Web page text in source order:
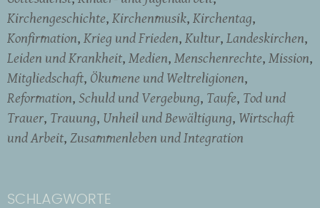
Kirchengeschichte Kirchenmusik Kirchentag
Konfirmation Krieg und Frieden Kultur Landeskirchen
Leiden und Krankheit Medien Menschenrechte Mission
Mitgliedschaft Ökumene und Weltreligionen
Reformation Schuld und Vergebung Taufe Tod und
Trauer Trauung Unheil und Bewältigung Wirtschaft
und Arbeit Zusammenleben und Integration
SCHLAGWORTE